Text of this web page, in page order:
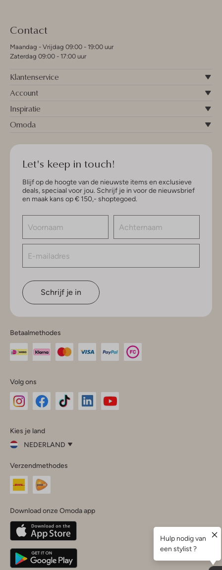
Contact
Maandag - Vrijdag 09:00 - 19:00 uur
Zaterdag 09:00 - 17:00 uur
Klantenservice
Account
Inspiratie
Omoda
Let's keep in touch!
Blijf op de hoogte van de nieuwste items en exclusieve
deals, speciaal voor jou. Schrijf je in voor de nieuwsbrief
en maak kans op € 150,- shoptegoed.
Schrijf je in
Betaalmethodes
Volg ons
InstagramFacebook
Kies je land
NEDERLAND
je
land
Nederland
Belgique(Français)
Deutschland
Verzendmethodes
Download onze Omoda app